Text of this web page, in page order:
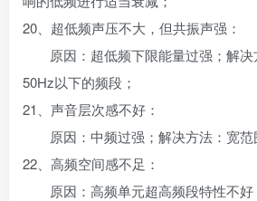
20、超低频声压不大，但共振声强：
原因：超低频下限能量过强；解决
50Hz以下的频段；
21、声音层次感不好：
原因：中频过强；解决方法：宽范
22、高频空间感不足：
原因：高频单元超高频段特性不好